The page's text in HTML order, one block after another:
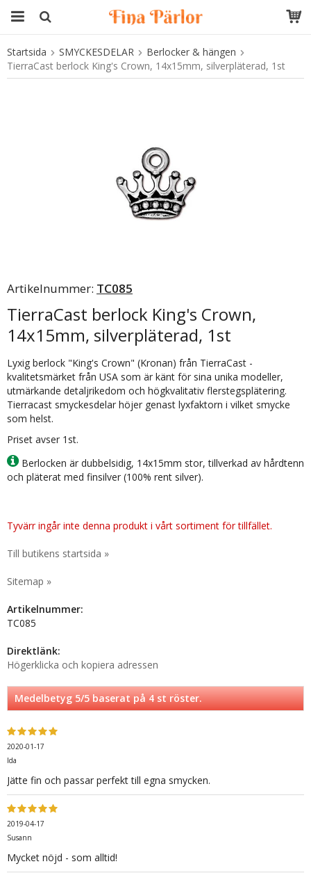
Produkten har blivit tillagd i varukorgen
Startsida SMYCKESDELAR
Berlocker & hängen
TierraCast berlock King's Crown, 14x15mm, silverpläterad, 1st
Artikelnummer: TC085
TierraCast berlock King's Crown,
14x15mm, silverpläterad, 1st
Lyxig berlock "King's Crown" (Kronan) från TierraCast -
kvalitetsmärket från USA som är känt för sina unika modeller,
utmärkande detaljrikedom och högkvalitativ flerstegsplätering.
Tierracast smyckesdelar höjer genast lyxfaktorn i vilket smycke
som helst.
Priset avser 1st.
Berlocken är dubbelsidig, 14x15mm stor, tillverkad av hårdtenn
och pläterat med finsilver (100% rent silver).
Tyvärr ingår inte denna produkt i vårt sortiment för tillfället.
Till butikens startsida »
Sitemap »
Artikelnummer:
TC085
Direktlänk:
Högerklicka och kopiera adressen
Medelbetyg5/5 baserat på4st röster.
2020-01-17
Ida
Jätte fin och passar perfekt till egna smycken.
2019-04-17
Susann
Mycket nöjd - som alltid!